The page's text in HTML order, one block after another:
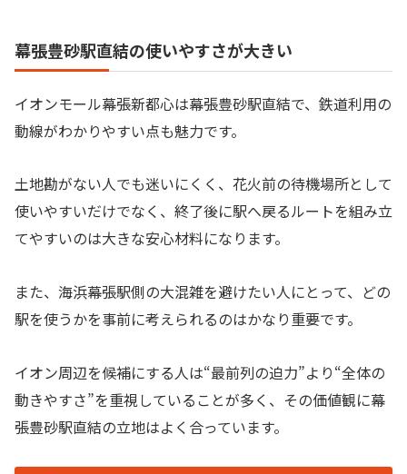
幕張豊砂駅直結の使いやすさが大きい
イオンモール幕張新都心は幕張豊砂駅直結で、鉄道利用の
動線がわかりやすい点も魅力です。
土地勘がない人でも迷いにくく、花火前の待機場所として
使いやすいだけでなく、終了後に駅へ戻るルートを組み立
てやすいのは大きな安心材料になります。
また、海浜幕張駅側の大混雑を避けたい人にとって、どの
駅を使うかを事前に考えられるのはかなり重要です。
イオン周辺を候補にする人は“最前列の迫力”より“全体の
動きやすさ”を重視していることが多く、その価値観に幕
張豊砂駅直結の立地はよく合っています。